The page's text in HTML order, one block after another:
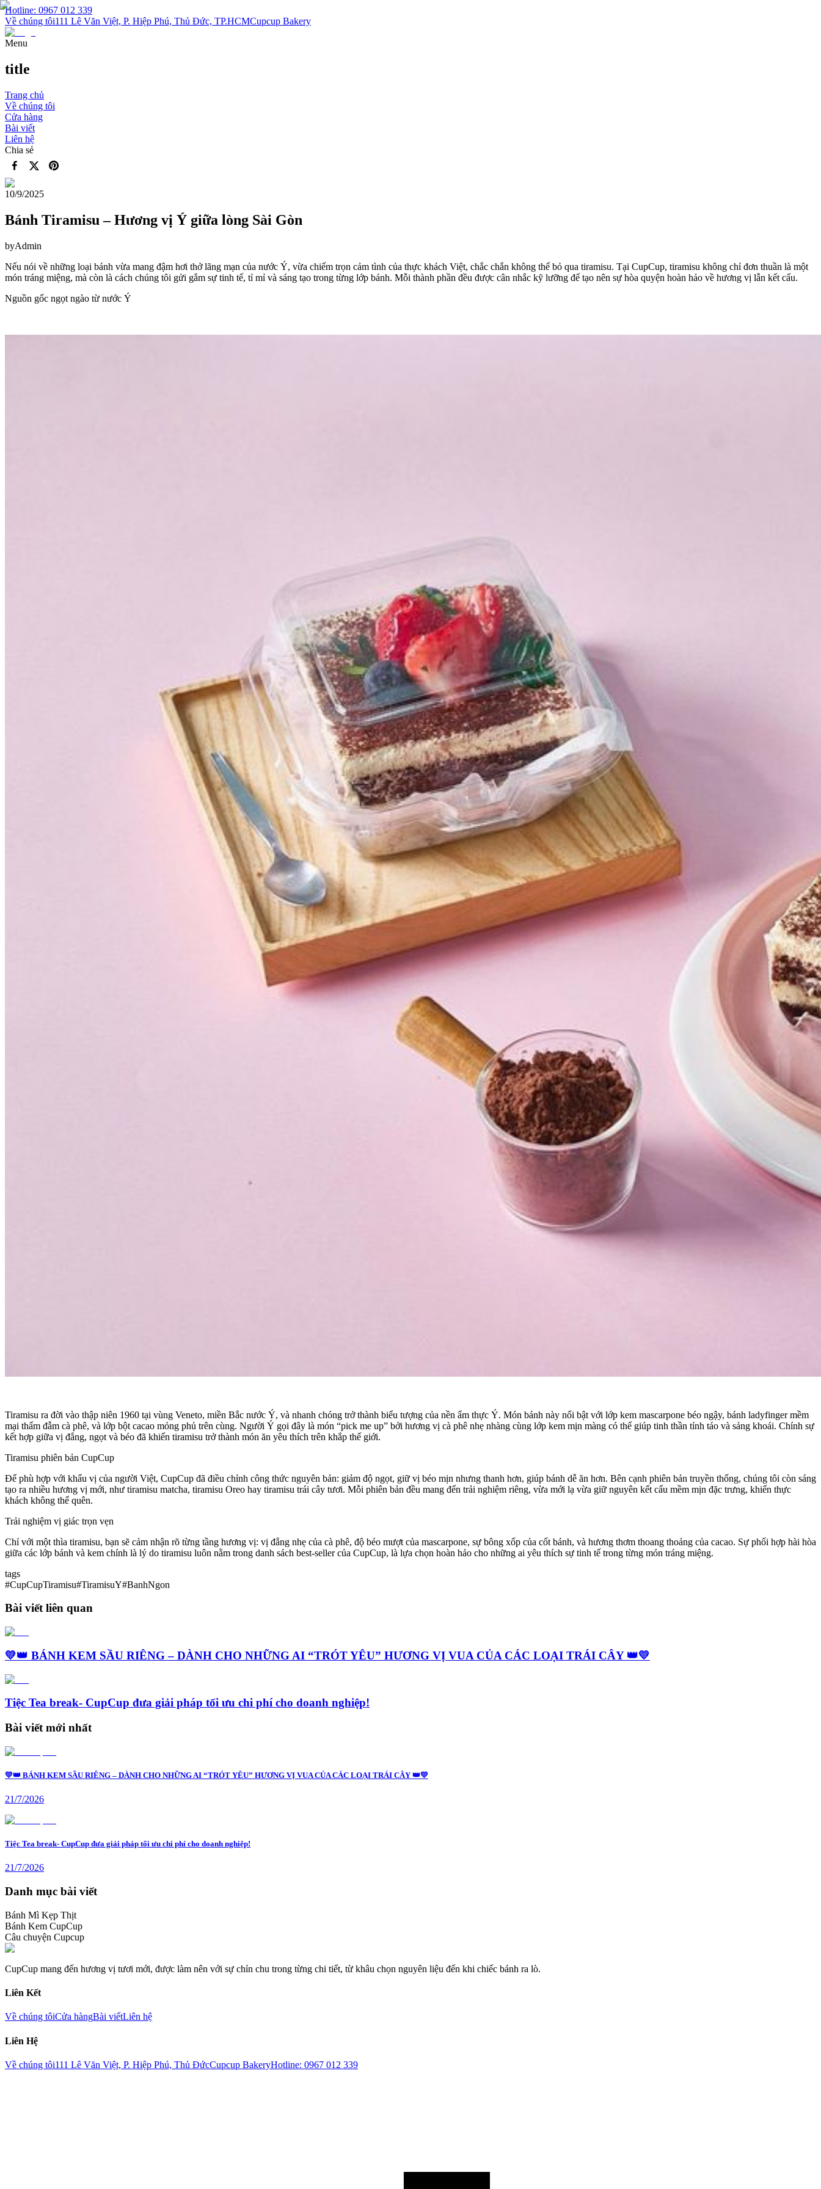
Hotline: 0967 012 339
Về chúng tôi111 Lê Văn Việt, P. Hiệp Phú, Thủ Đức, TP.HCMCupcup Bakery
Menu
title
Trang chủ
Về chúng tôi
Cửa hàng
Bài viết
Liên hệ
Chia sẻ
10/9/2025
Bánh Tiramisu – Hương vị Ý giữa lòng Sài Gòn
byAdmin
Nếu nói về những loại bánh vừa mang đậm hơi thở lãng mạn của nước Ý, vừa chiếm trọn cảm tình của thực khách Việt, chắc chắn không thể bỏ qua tiramisu. Tại CupCup, tiramisu không chỉ đơn thuần là một
món tráng miệng, mà còn là cách chúng tôi gửi gắm sự tinh tế, tỉ mỉ và sáng tạo trong từng lớp bánh. Mỗi thành phần đều được cân nhắc kỹ lưỡng để tạo nên sự hòa quyện hoàn hảo về hương vị lẫn kết cấu.
Nguồn gốc ngọt ngào từ nước Ý
Tiramisu ra đời vào thập niên 1960 tại vùng Veneto, miền Bắc nước Ý, và nhanh chóng trở thành biểu tượng của nền ẩm thực Ý. Món bánh này nổi bật với lớp kem mascarpone béo ngậy, bánh ladyfinger mềm
mại thấm đẫm cà phê, và lớp bột cacao mỏng phủ trên cùng. Người Ý gọi đây là món “pick me up” bởi hương vị cà phê nhẹ nhàng cùng lớp kem mịn màng có thể giúp tinh thần tỉnh táo và sảng khoái. Chính sự
kết hợp giữa vị đắng, ngọt và béo đã khiến tiramisu trở thành món ăn yêu thích trên khắp thế giới.
Tiramisu phiên bản CupCup
Để phù hợp với khẩu vị của người Việt, CupCup đã điều chỉnh công thức nguyên bản: giảm độ ngọt, giữ vị béo mịn nhưng thanh hơn, giúp bánh dễ ăn hơn. Bên cạnh phiên bản truyền thống, chúng tôi còn sáng
tạo ra nhiều hương vị mới, như tiramisu matcha, tiramisu Oreo hay tiramisu trái cây tươi. Mỗi phiên bản đều mang đến trải nghiệm riêng, vừa mới lạ vừa giữ nguyên kết cấu mềm mịn đặc trưng, khiến thực
khách không thể quên.
Trải nghiệm vị giác trọn vẹn
Chỉ với một thìa tiramisu, bạn sẽ cảm nhận rõ từng tầng hương vị: vị đắng nhẹ của cà phê, độ béo mượt của mascarpone, sự bông xốp của cốt bánh, và hương thơm thoang thoảng của cacao. Sự phối hợp hài hòa
giữa các lớp bánh và kem chính là lý do tiramisu luôn nằm trong danh sách best-seller của CupCup, là lựa chọn hoàn hảo cho những ai yêu thích sự tinh tế trong từng món tráng miệng.
tags
#CupCupTiramisu#TiramisuY#BanhNgon
Bài viết liên quan
💛👑 BÁNH KEM SẦU RIÊNG – DÀNH CHO NHỮNG AI “TRÓT YÊU” HƯƠNG VỊ VUA CỦA CÁC LOẠI TRÁI CÂY 👑💛
Tiệc Tea break- CupCup đưa giải pháp tối ưu chi phí cho doanh nghiệp!
Bài viết mới nhất
💛👑 BÁNH KEM SẦU RIÊNG – DÀNH CHO NHỮNG AI “TRÓT YÊU” HƯƠNG VỊ VUA CỦA CÁC LOẠI TRÁI CÂY 👑💛
21/7/2026
Tiệc Tea break- CupCup đưa giải pháp tối ưu chi phí cho doanh nghiệp!
21/7/2026
Danh mục bài viết
Bánh Mì Kẹp Thịt
Bánh Kem CupCup
Câu chuyện Cupcup
CupCup mang đến hương vị tươi mới, được làm nên với sự chỉn chu trong từng chi tiết, từ khâu chọn nguyên liệu đến khi chiếc bánh ra lò.
Liên Kết
Về chúng tôiCửa hàngBài viếtLiên hệ
Liên Hệ
Về chúng tôi111 Lê Văn Việt, P. Hiệp Phú, Thủ ĐứcCupcup BakeryHotline: 0967 012 339